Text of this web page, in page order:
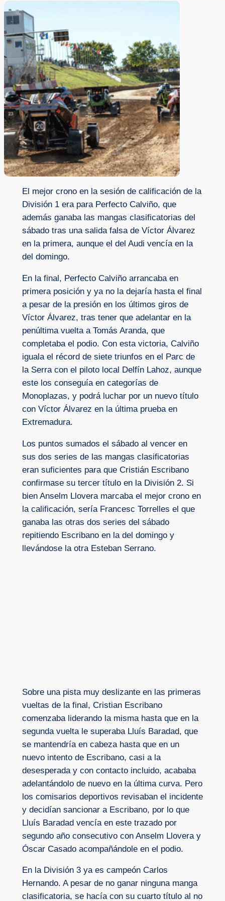
El mejor crono en la sesión de calificación de la
División 1 era para Perfecto Calviño, que
además ganaba las mangas clasificatorias del
sábado tras una salida falsa de Víctor Álvarez
en la primera, aunque el del Audi vencía en la
del domingo.
En la final, Perfecto Calviño arrancaba en
primera posición y ya no la dejaría hasta el final
a pesar de la presión en los últimos giros de
Víctor Álvarez, tras tener que adelantar en la
penúltima vuelta a Tomás Aranda, que
completaba el podio. Con esta victoria, Calviño
iguala el récord de siete triunfos en el Parc de
la Serra con el piloto local Delfín Lahoz, aunque
este los conseguía en categorías de
Monoplazas, y podrá luchar por un nuevo título
con Víctor Álvarez en la última prueba en
Extremadura.
Los puntos sumados el sábado al vencer en
sus dos series de las mangas clasificatorias
eran suficientes para que Cristián Escribano
confirmase su tercer título en la División 2. Si
bien Anselm Llovera marcaba el mejor crono en
la calificación, sería Francesc Torrelles el que
ganaba las otras dos series del sábado
repitiendo Escribano en la del domingo y
llevándose la otra Esteban Serrano.
Sobre una pista muy deslizante en las primeras
vueltas de la final, Cristian Escribano
comenzaba liderando la misma hasta que en la
segunda vuelta le superaba Lluís Baradad, que
se mantendría en cabeza hasta que en un
nuevo intento de Escribano, casi a la
desesperada y con contacto incluido, acababa
adelantándolo de nuevo en la última curva. Pero
los comisarios deportivos revisaban el incidente
y decidían sancionar a Escribano, por lo que
Lluís Baradad vencía en este trazado por
segundo año consecutivo con Anselm Llovera y
Óscar Casado acompañándole en el podio.
En la División 3 ya es campeón Carlos
Hernando. A pesar de no ganar ninguna manga
clasificatoria, se hacía con su cuarto título al no